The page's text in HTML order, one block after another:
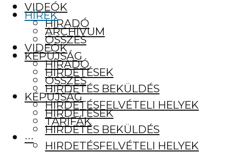
VIDEÓK
HÍRADÓ
ÖSSZES
KÉPÚJSÁG
HIRDETÉSEK
HIRDETÉS BEKÜLDÉS
HIRDETÉSFELVÉTELI HELYEK
TARIFÁK
···
HÍREK
ARCHÍVUM
VIDEÓK
HÍRADÓ
ÖSSZES
KÉPÚJSÁG
HIRDETÉSEK
HIRDETÉS BEKÜLDÉS
HIRDETÉSFELVÉTELI HELYEK